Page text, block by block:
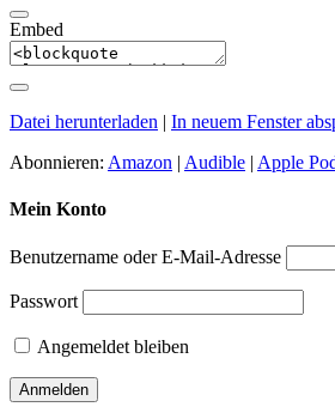
Embed
Datei herunterladen | In neuem Fenster
Abonnieren: Amazon | Audible | Apple
Mein Konto
Benutzername oder E-Mail-Adresse
Passwort
Angemeldet bleiben